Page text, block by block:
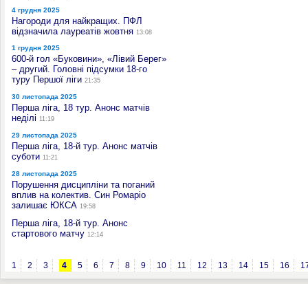
4 грудня 2025
Нагороди для найкращих. ПФЛ
відзначила лауреатів жовтня 13:08
1 грудня 2025
600-й гол «Буковини», «Лівий Берег»
– другий. Головні підсумки 18-го
туру Першої ліги 21:35
30 листопада 2025
Перша ліга, 18 тур. Анонс матчів
неділі 11:19
29 листопада 2025
Перша ліга, 18-й тур. Анонс матчів
суботи 11:21
28 листопада 2025
Порушення дисципліни та поганий
вплив на колектив. Син Ромаріо
залишає ЮКСА 19:58
Перша ліга, 18-й тур. Анонс
стартового матчу 12:14
1 2 3 4 5 6 7 8 9 10 11 12 13 14 15 16